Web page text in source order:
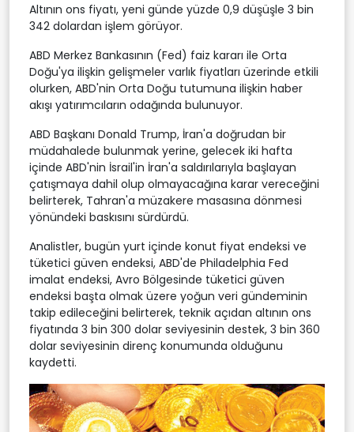
Altının ons fiyatı, yeni günde yüzde 0,9 düşüşle 3 bin
342 dolardan işlem görüyor.
ABD Merkez Bankasının (Fed) faiz kararı ile Orta
Doğu'ya ilişkin gelişmeler varlık fiyatları üzerinde etkili
olurken, ABD'nin Orta Doğu tutumuna ilişkin haber
akışı yatırımcıların odağında bulunuyor.
ABD Başkanı Donald Trump, İran'a doğrudan bir
müdahalede bulunmak yerine, gelecek iki hafta
içinde ABD'nin İsrail'in İran'a saldırılarıyla başlayan
çatışmaya dahil olup olmayacağına karar vereceğini
belirterek, Tahran'a müzakere masasına dönmesi
yönündeki baskısını sürdürdü.
Analistler, bugün yurt içinde konut fiyat endeksi ve
tüketici güven endeksi, ABD'de Philadelphia Fed
imalat endeksi, Avro Bölgesinde tüketici güven
endeksi başta olmak üzere yoğun veri gündeminin
takip edileceğini belirterek, teknik açıdan altının ons
fiyatında 3 bin 300 dolar seviyesinin destek, 3 bin 360
dolar seviyesinin direnç konumunda olduğunu
kaydetti.